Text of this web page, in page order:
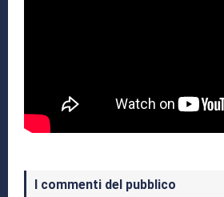
I commenti del pubblico